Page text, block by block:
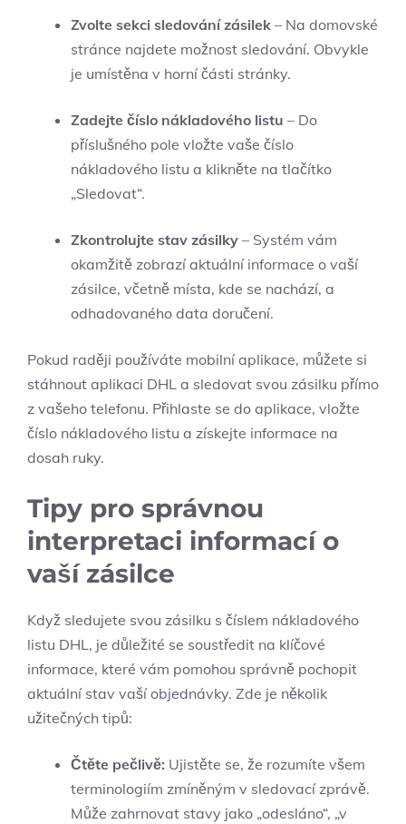
Zvolte sekci sledování zásilek – Na domovské
stránce najdete možnost sledování. Obvykle
je umístěna v horní části stránky.
Zadejte číslo nákladového listu – Do
příslušného pole vložte vaše číslo
nákladového listu a klikněte na tlačítko
„Sledovat“.
Zkontrolujte stav zásilky – Systém vám
okamžitě zobrazí aktuální informace o vaší
zásilce, včetně místa, kde se nachází, a
odhadovaného data doručení.
Pokud raději používáte mobilní aplikace, můžete si
stáhnout aplikaci DHL a sledovat svou zásilku přímo
z vašeho telefonu. Přihlaste se do aplikace, vložte
číslo nákladového listu a získejte informace na
dosah ruky.
Tipy pro správnou
interpretaci informací o
vaší zásilce
Když sledujete svou zásilku s číslem nákladového
listu DHL, je důležité se soustředit na klíčové
informace, které vám pomohou správně pochopit
aktuální stav vaší objednávky. Zde je několik
užitečných tipů:
Čtěte pečlivě: Ujistěte se, že rozumíte všem
terminologiím zmíněným v sledovací zprávě.
Může zahrnovat stavy jako „odesláno“, „v